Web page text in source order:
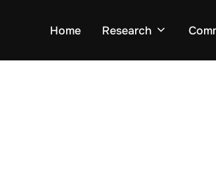
Home Research